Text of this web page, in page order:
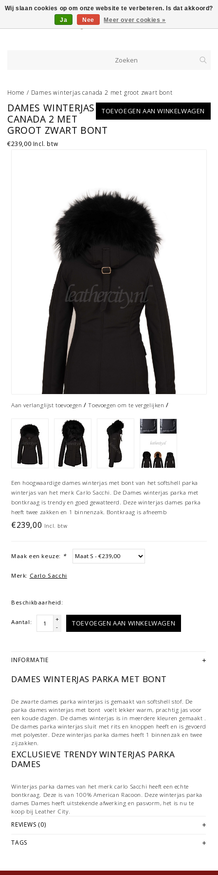
Home / Dames winterjas canada 2 met groot zwart bont
TOEVOEGEN AAN WINKELWAGEN
DAMES WINTERJAS
CANADA 2 MET
GROOT ZWART BONT
€239,00 Incl. btw
Aan verlanglijst toevoegen /Toevoegen om te vergelijken /
Een hoogwaardige dames winterjas met bont van het softshell parka
winterjas van het merk Carlo Sacchi. De Dames winterjas parka met
bontkraag is trendy en goed gewatteerd. Deze winterjas dames parka
heeft twee zakken en 1 binnenzak. Bontkraag is afneemb
€239,00 Incl. btw
Maak een keuze: *
Merk: Carlo Sacchi
Beschikbaarheid:
Aantal:
+
-
TOEVOEGEN AAN WINKELWAGEN
INFORMATIE
DAMES WINTERJAS PARKA MET BONT
De zwarte dames parka winterjas is gemaakt van softshell stof. De
parka dames winterjas met bont voelt lekker warm, prachtig jas voor
een koude dagen. De dames winterjas is in meerdere kleuren gemaakt .
De dames parka winterjas sluit met rits en knoppen heeft en is gevoerd
met polyester. Deze winterjas parka dames heeft 1 binnenzak en twee
zijzakken.
EXCLUSIEVE TRENDY WINTERJAS PARKA
DAMES
Winterjas parka dames van het merk carlo Sacchi heeft een echte
bontkraag. Deze is van 100% American Racoon. Deze winterjas parka
dames Dames heeft uitstekende afwerking en pasvorm, het is nu te
koop bij Leather City.
Past een kort of een lange
de lange model dames parka winterjas Langere parka winter dames
heerlijk warm. ze beschermen u tegen tijdens de koude dagen, Onze
REVIEWS (0)
TAGS
Wij slaan cookies op om onze website te verbeteren. Is dat akkoord?
Ja
Nee Meer over cookies »